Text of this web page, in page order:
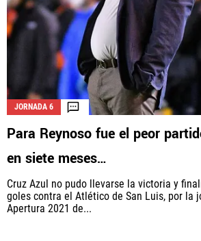
JORNADA 6
Para Reynoso fue el peor
en siete meses…
Cruz Azul no pudo llevarse la victoria y
goles contra el Atlético de San Luis, por la
Apertura 2021 de...